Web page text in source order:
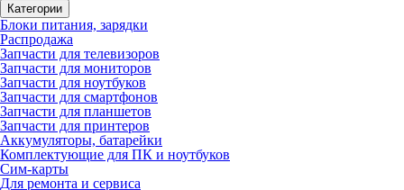
Категории
Блоки питания, зарядки
Распродажа
Запчасти для телевизоров
Запчасти для мониторов
Запчасти для ноутбуков
Запчасти для смартфонов
Запчасти для планшетов
Запчасти для принтеров
Аккумуляторы, батарейки
Комплектующие для ПК и ноутбуков
Сим-карты
Для ремонта и сервиса